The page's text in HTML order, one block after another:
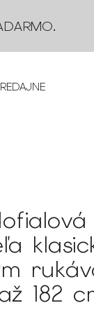
.
182